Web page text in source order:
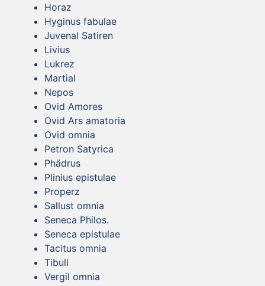
Horaz
Hyginus fabulae
Juvenal Satiren
Livius
Lukrez
Martial
Nepos
Ovid Amores
Ovid Ars amatoria
Ovid omnia
Petron Satyrica
Phädrus
Plinius epistulae
Properz
Sallust omnia
Seneca Philos.
Seneca epistulae
Tacitus omnia
Tibull
Vergil omnia